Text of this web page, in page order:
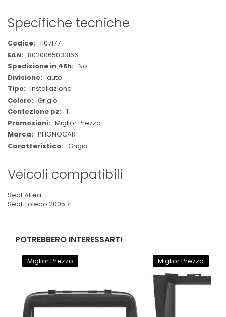
Specifiche tecniche
Maggiori
Informazioni
1107177
8020065033166
No
auto
Installazione
Grigio
1
Miglior Prezzo
PHONOCAR
Grigio
Veicoli compatibili
Seat Altea
Seat Toledo 2005 >
POTREBBERO INTERESSARTI
Miglior Prezzo Miglior Prezzo